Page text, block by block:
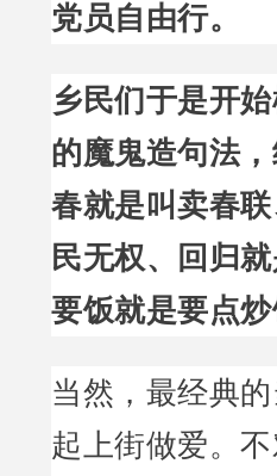
党员自由行。
乡民们于是开
的魔鬼造句法
春就是叫卖春
民无权、回归
要饭就是要点
当然，最经典
起上街做爱。